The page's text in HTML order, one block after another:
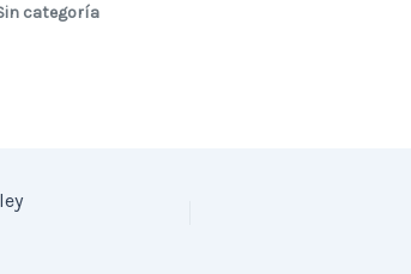
categoría